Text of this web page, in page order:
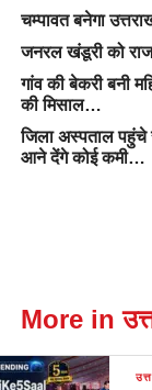
चम्पावत बनेगा
जनरल खंडूरी को
गांव की बेकरी बनी
की मिसाल…
जिला अस्पताल पहुंचे
आने देंगे कोई कमी…
More in